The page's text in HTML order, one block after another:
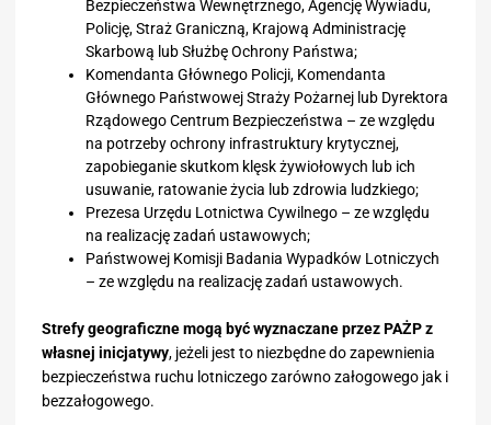
Bezpieczeństwa Wewnętrznego, Agencję Wywiadu,
Policję, Straż Graniczną, Krajową Administrację
Skarbową lub Służbę Ochrony Państwa;
Komendanta Głównego Policji, Komendanta
Głównego Państwowej Straży Pożarnej lub Dyrektora
Rządowego Centrum Bezpieczeństwa – ze względu
na potrzeby ochrony infrastruktury krytycznej,
zapobieganie skutkom klęsk żywiołowych lub ich
usuwanie, ratowanie życia lub zdrowia ludzkiego;
Prezesa Urzędu Lotnictwa Cywilnego – ze względu
na realizację zadań ustawowych;
Państwowej Komisji Badania Wypadków Lotniczych
– ze względu na realizację zadań ustawowych.
Strefy geograficzne mogą być wyznaczane przez PAŻP z
własnej inicjatywy, jeżeli jest to niezbędne do zapewnienia
bezpieczeństwa ruchu lotniczego zarówno załogowego jak i
bezzałogowego.